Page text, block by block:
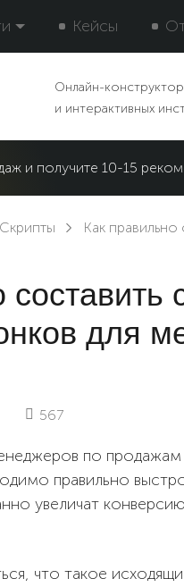
Кейсы
Онлайн-
и интерактивных
и получите 10-15
Скрипты Как
для
567
по
правильно
увеличат
что такое